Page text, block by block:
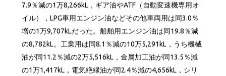
7.9％減の1万8,266kL，ギア油やATF（自動変速機専用オ
イル），LPG車用エンジン油などその他車両用は同3.0％
増の1万9,707kLだった。船舶用エンジン油は同19.8％減
の8,782kL。工業用は同8.1％減の10万5,291kL，うち機械
油が同11.2％減の2万5,516kL，金属加工油が同13.5％減
の1万1,417kL，電気絶縁油が同2.4％減の4,656kL，シリ